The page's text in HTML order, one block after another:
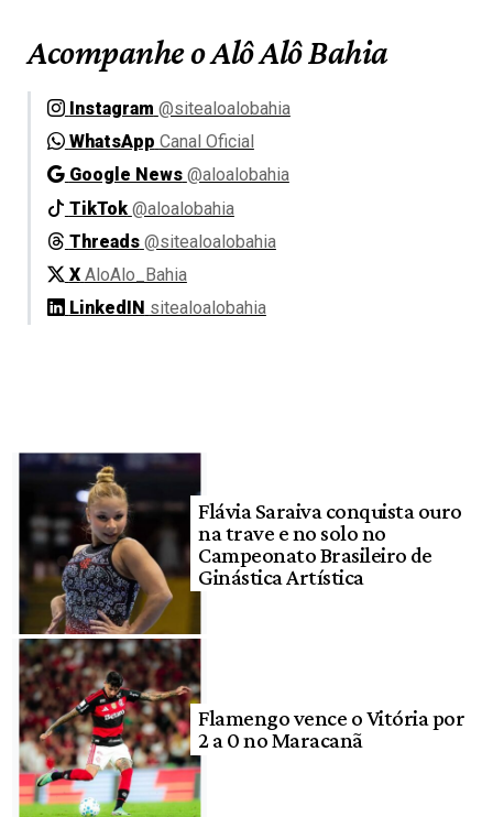
Acompanhe o Alô Alô Bahia
Instagram @sitealoalobahia
WhatsApp Canal Oficial
Google News @aloalobahia
TikTok @aloalobahia
Threads @sitealoalobahia
X AloAlo_Bahia
LinkedIN sitealoalobahia
Flávia Saraiva conquista ouro
na trave e no solo no
Campeonato Brasileiro de
Ginástica Artística
Flamengo vence o Vitória por
2 a 0 no Maracanã